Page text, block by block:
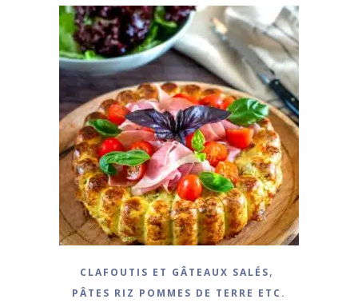
CLAFOUTIS ET GÂTEAUX SALÉS,
PÂTES RIZ POMMES DE TERRE ETC.